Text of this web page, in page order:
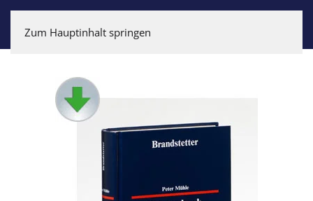
Zum Hauptinhalt springen